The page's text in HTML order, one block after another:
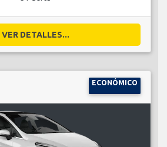
VER DETALLES...
ECONÓMICO